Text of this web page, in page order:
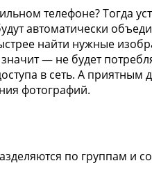
телефоне? Тогда
автоматически
найти нужные
— не будет
в сеть. А приятным
фотографий.
по группам и